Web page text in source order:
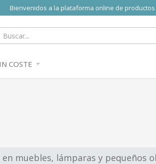
Bienvenidos a la plataforma online de
COSTE
muebles, lámparas y pequeños